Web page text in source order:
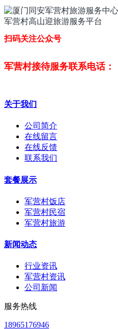
扫码关注公众号
军营村接待服务联系电话
关于我们
公司简介
在线留言
在线反馈
联系我们
套餐展示
军营村饭店
军营村民宿
军营村旅游
新闻动态
行业资讯
军营村资讯
公司新闻
服务热线
18965176946